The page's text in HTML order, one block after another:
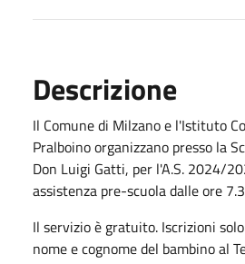
Descrizione
Il Comune di Milzano e l'Istituto
Pralboino organizzano presso la
Don Luigi Gatti, per l'A.S. 2024/
assistenza pre-scuola dalle ore
Il servizio è gratuito. Iscrizioni
nome e cognome del bambino al